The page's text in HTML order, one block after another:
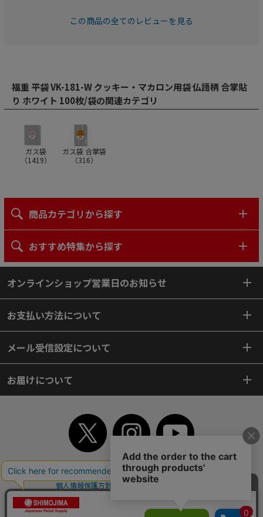
この商品の全てのレビューを見る
福重 平袋 VK-181-W クッキー・マカロン用袋 仏語柄 合掌貼
り ホワイト 100枚/袋の関連カテゴリ
ガス袋
（1419）
ガス袋 合掌袋
（316）
商品カテゴリから探す
おすすめ特集から探す
オンラインショップ営業日のお知らせ
お支払い方法について
メール受信設定について
お届けについて
TOP 初めてご利用のお客様へ ご利用案内
ご利用規約
個人情報保護方針
特定商取引法
よくあるご質問
サイトマップ
WEBカタログ 英語版TOP